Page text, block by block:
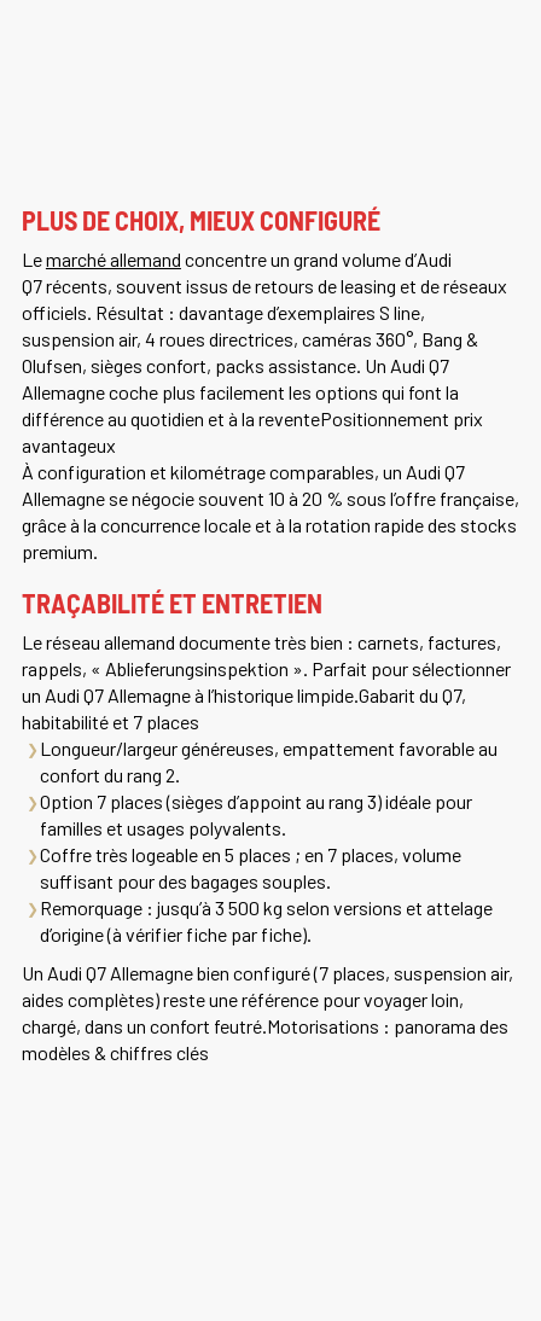
PLUS DE CHOIX, MIEUX CONFIGURÉ
Lemarché allemand concentre un grand volume d’Audi
Q7récents, souvent issus de retours de leasing et de réseaux
officiels. Résultat : davantage d’exemplaires S line,
suspension air, 4 roues directrices, caméras 360°, Bang &
Olufsen, sièges confort, packs assistance. Un Audi Q7
Allemagnecoche plus facilement les options qui font la
différence au quotidien et à la reventePositionnement prix
avantageux
À configuration et kilométrage comparables, un Audi Q7
Allemagnese négocie souvent 10 à 20 % sous l’offre française,
grâce à la concurrence locale et à la rotation rapide des stocks
premium.
TRAÇABILITÉ ET ENTRETIEN
Le réseau allemand documente très bien : carnets, factures,
rappels, « Ablieferungsinspektion ». Parfait pour sélectionner
un Audi Q7 Allemagneà l’historique limpide.Gabarit du Q7,
habitabilité et 7 places
Longueur/largeur généreuses, empattement favorable au
confort du rang 2.
Option 7 places(sièges d’appoint au rang 3) idéale pour
familles et usages polyvalents.
Coffre très logeable en 5 places ; en 7 places, volume
suffisant pour des bagages souples.
Remorquage: jusqu’à 3 500 kg selon versions et attelage
d’origine (à vérifier fiche par fiche).
Un Audi Q7 Allemagnebien configuré (7 places, suspension air,
aides complètes) reste une référence pour voyager loin,
chargé, dans un confort feutré.Motorisations : panorama des
modèles & chiffres clés